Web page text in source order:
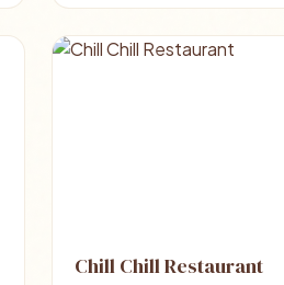
Chill Chill Restaurant